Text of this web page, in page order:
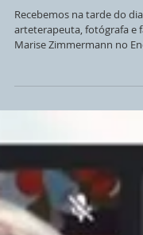
Recebemos na tarde do
arteterapeuta, fotógrafa e
Marise Zimmermann no